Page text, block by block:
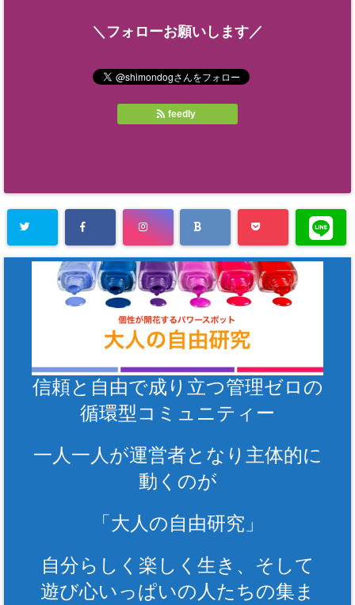
＼フォローお願いします／
feedly
信頼と自由で成り立つ管理ゼロの
循環型コミュニティー
一人一人が運営者となり主体的に
動くのが
「大人の自由研究」
自分らしく楽しく生き、そして
遊び心いっぱいの人たちの集ま